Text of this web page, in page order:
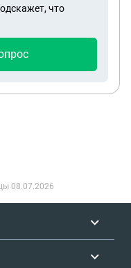
что
08.07.2026